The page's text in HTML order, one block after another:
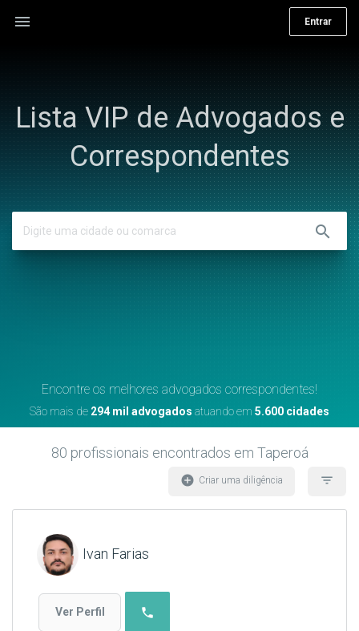
menu Entrar
Lista VIP de Advogados e
Correspondentes
search
Encontre os melhores advogados correspondentes!
São mais de 294 mil advogados atuando em 5.600 cidades
80 profissionais encontrados em Taperoá
filter_list
add_circle Criar uma diligência
Ivan Farias
Ver Perfil phone